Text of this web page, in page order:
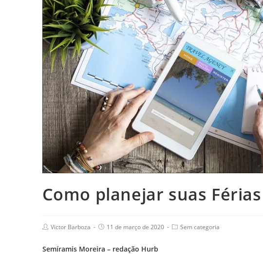
Como planejar suas
Victor Barboza 11 de março de 2020 Sem categoria
Semíramis Moreira – redação Hurb